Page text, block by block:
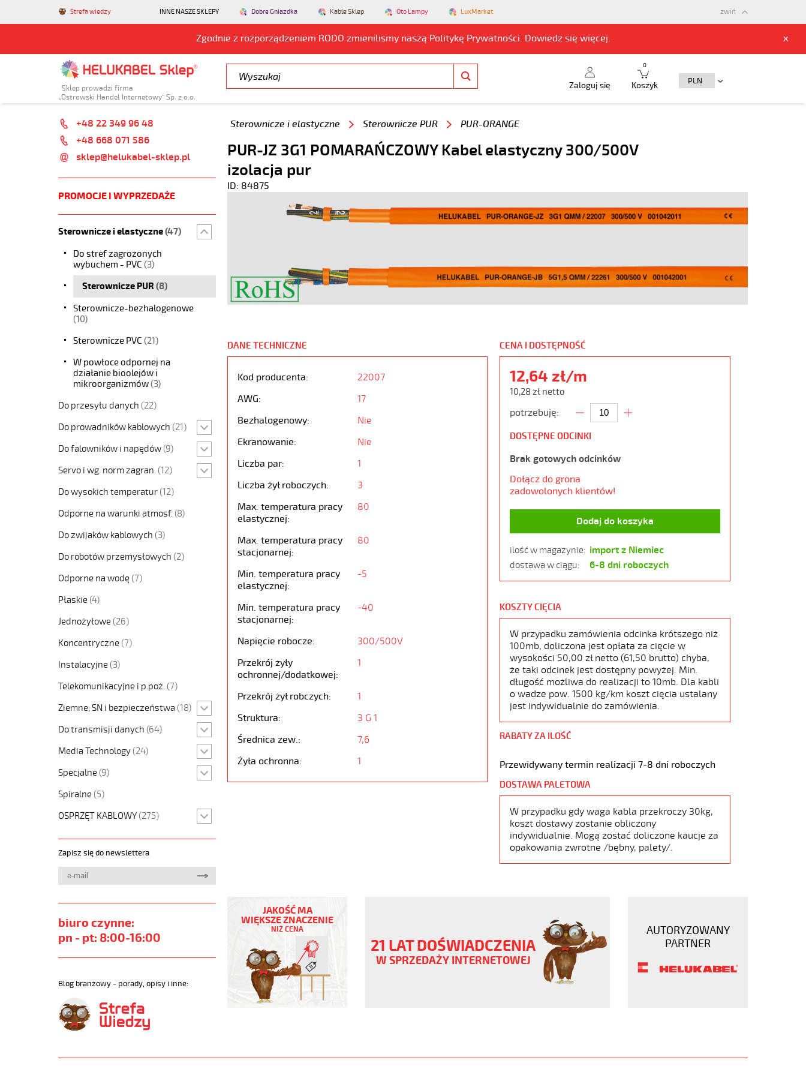
Strefa wiedzy INNE NASZE SKLEPY Dobre Gniazdka Kable Sklep Oto Lampy LuxMarket
Zgodnie z rozporządzeniem RODO zmienilismy naszą Politykę Prywatności. Dowiedz się więcej. x
zwiń
Sklep prowadzi firma
„Ostrowski Handel Internetowy” Sp. z o.o.
Zaloguj się Koszyk
0
+48 22 349 96 48
+48 668 071 586
sklep@helukabel-sklep.pl
PROMOCJE I WYPRZEDAŻE
Sterownicze i elastyczne(47)
Do stref zagrożonych
wybuchem - PVC (3)
Sterownicze PUR (8)
Sterownicze-bezhalogenowe
(10)
Sterownicze PVC (21)
W powłoce odpornej na
działanie bioolejów i
mikroorganizmów(3)
Do przesyłu danych (22)
Do prowadników kablowych (21)
Do falowników i napędów (9)
Servo i wg. norm zagran. (12)
Do wysokich temperatur (12)
Odporne na warunki atmosf. (8)
Do zwijaków kablowych (3)
Do robotów przemysłowych (2)
Odporne na wodę (7)
Płaskie (4)
Jednożyłowe (26)
Koncentryczne (7)
Instalacyjne (3)
Telekomunikacyjne i p.poż. (7)
Ziemne, SN i bezpieczeństwa (18)
Do transmisji danych (64)
Media Technology (24)
Specjalne (9)
Spiralne (5)
OSPRZĘT KABLOWY (275)
Zapisz się do newslettera
biuro czynne:
pn - pt: 8:00-16:00
Blog branżowy - porady, opisy i inne:
Sterownicze i elastyczne Sterownicze PUR PUR-ORANGE
PUR-JZ 3G1 POMARAŃCZOWY Kabel elastyczny 300/500V
izolacja pur
ID: 84875
DANE TECHNICZNE
Kod producenta:
22007
AWG:
17
Bezhalogenowy:
Nie
Ekranowanie:
Nie
Liczba par:
1
Liczba żył roboczych:
3
Max. temperatura pracy
elastycznej:
80
Max. temperatura pracy
stacjonarnej:
80
Min. temperatura pracy
elastycznej:
-5
Min. temperatura pracy
stacjonarnej:
-40
Napięcie robocze:
300/500V
Przekrój żyły
ochronnej/dodatkowej:
1
Przekrój żył robczych:
1
Struktura:
3 G 1
Średnica zew.:
7,6
Żyła ochronna:
1
CENA I DOSTĘPNOŚĆ
12,64 zł/m
10,28 zł netto
potrzebuję:
DOSTĘPNE ODCINKI
Brak gotowych odcinków
Dołącz do grona
zadowolonych klientów!
Dodaj do koszyka
ilość w magazynie: import z Niemiec
dostawa w ciągu: 6-8 dni roboczych
KOSZTY CIĘCIA
W przypadku zamówienia odcinka krótszego niż
100mb, doliczona jest opłata za cięcie w
wysokości 50,00 zł netto (61,50 brutto) chyba,
że taki odcinek jest dostępny powyżej. Min.
długość możliwa do realizacji to 10mb. Dla kabli
o wadze pow. 1500 kg/km koszt cięcia ustalany
jest indywidualnie do zamówienia.
RABATY ZA ILOŚĆ
Przewidywany termin realizacji 7-8 dni roboczych
DOSTAWA PALETOWA
W przypadku gdy waga kabla przekroczy 30kg,
koszt dostawy zostanie obliczony
indywidualnie. Mogą zostać doliczone kaucje za
opakowania zwrotne /bębny, palety/.
3G1
POMARAŃCZOWY
elastyczny
300/500V
izolacja
https://www.static.helukabel-
sklep.pl/pur-
JAKOŚĆ MA
WIĘKSZE ZNACZENIE
NIŻ CENA
21 LAT DOŚWIADCZENIA
W SPRZEDAŻY INTERNETOWEJ
AUTORYZOWANY
PARTNER